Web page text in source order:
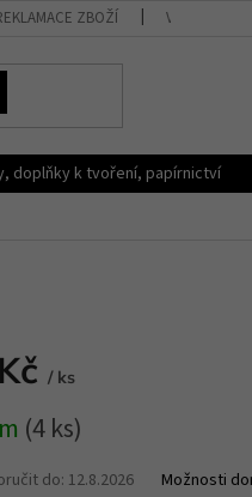
ZBOŽÍ VŠEOBECNÉ
doplňky k tvoření, papírnictví
/ ks
(4 ks)
do: 12.8.2026 Možnosti